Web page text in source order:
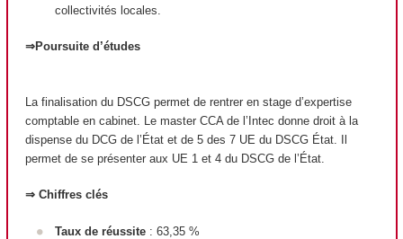
collectivités locales.
⇒Poursuite d’études
La finalisation du DSCG permet de rentrer en stage d’expertise
comptable en cabinet. Le master CCA de l’Intec donne droit à la
dispense du DCG de l’État et de 5 des 7 UE du DSCG État. Il
permet de se présenter aux UE 1 et 4 du DSCG de l’État.
⇒ Chiffres clés
Taux de réussite: 63,35 %